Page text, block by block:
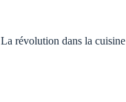
La révolution dans la cuisine